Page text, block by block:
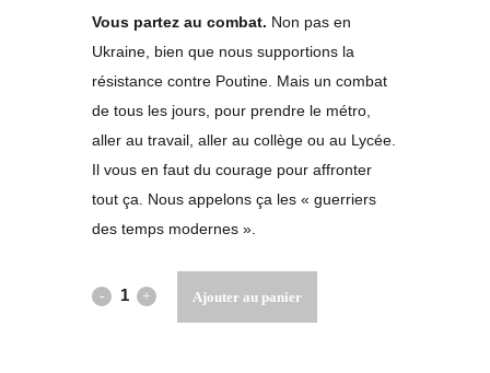
Vous partez au combat. Non pas en
Ukraine, bien que nous supportions la
résistance contre Poutine. Mais un combat
de tous les jours, pour prendre le métro,
aller au travail, aller au collège ou au Lycée.
Il vous en faut du courage pour affronter
tout ça. Nous appelons ça les « guerriers
des temps modernes ».
Sac Ajouter au panier